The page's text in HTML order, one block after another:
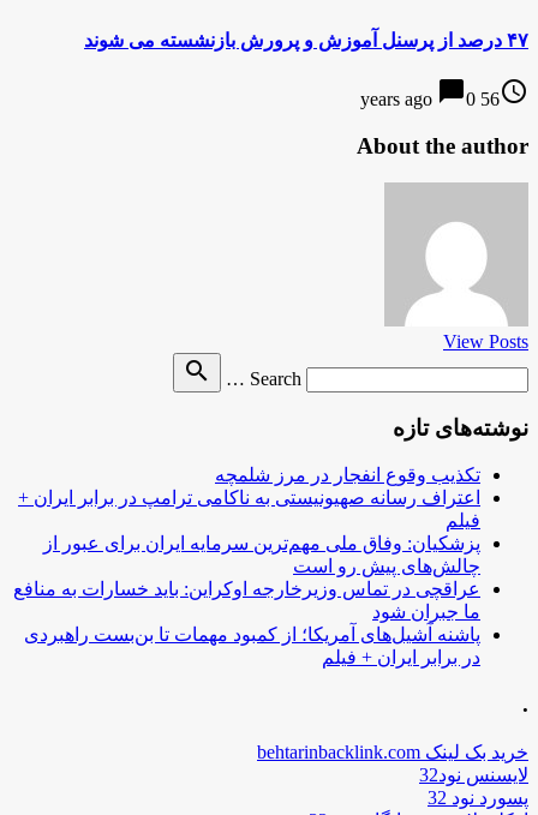
۴۷ درصد از پرسنل آموزش و پرورش بازنشسته می شوند
access_time
56 years ago
chat_bubble0
About the author
View Posts
Search …
search
نوشته‌های تازه
تکذیب وقوع انفجار در مرز شلمچه
اعتراف رسانه صهیونیستی به ناکامی ترامپ در برابر ایران +
فیلم
پزشکیان: وفاق ملی مهم‌ترین سرمایه ایران برای عبور از
چالش‌های پیش رو است
عراقچی در تماس وزیرخارجه اوکراین: باید خسارات به منافع
ما جبران شود
پاشنه آشیل‌های آمریکا؛ از کمبود مهمات تا بن‌بست راهبردی
در برابر ایران + فیلم
.
خرید بک لینک behtarinbacklink.com
لایسنس نود32
پسورد نود 32